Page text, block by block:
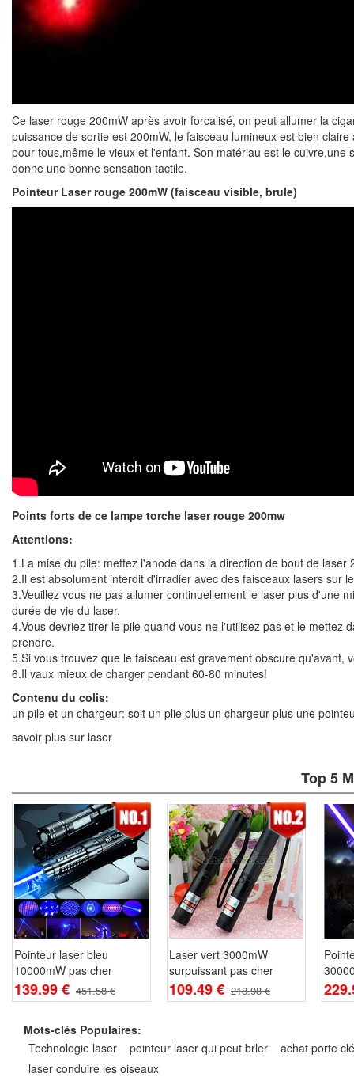
Ce laser rouge 200mW après avoir forcalisé, on peut allumer la
puissance de sortie est 200mW, le faisceau lumineux est bien
pour tous,même le vieux et l'enfant. Son matériau est le cuivre,une
donne une bonne sensation tactile.
Pointeur Laser rouge 200mW (faisceau visible, brule)
Points forts de ce lampe torche laser rouge 200mw
Attentions:
1.La mise du pile: mettez l'anode dans la direction de bout de laser
2.Il est absolument interdit d'irradier avec des faisceaux lasers sur
3.Veuillez vous ne pas allumer continuellement le laser plus d'une
durée de vie du laser.
4.Vous devriez tirer le pile quand vous ne l'utilisez pas et le mettez
prendre.
5.Si vous trouvez que le faisceau est gravement obscure qu'avant,
6.Il vaux mieux de charger pendant 60-80 minutes!
Contenu du colis:
un pile et un chargeur: soit un plie plus un chargeur plus une
savoir plus sur laser
Top 5
Pointeur laser bleu
10000mW pas cher
139.99 € 451.58 €
Laser vert 3000mW
surpuissant pas cher
109.49 € 218.98 €
Mots-clés Populaires:
Technologie laser
pointeur laser qui peut brler
achat porte
laser conduire les oiseaux